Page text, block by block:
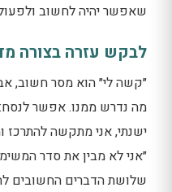
שאפשר יהיה לחשוב
לבקש עזרה בצורה
״קשה לי״ הוא מסר חשוב,
מה נדרש ממנו. אפשר
ישנתי, אני מתקשה להתרכז
״אני לא מבין את סדר
שלושת הדברים החשובים